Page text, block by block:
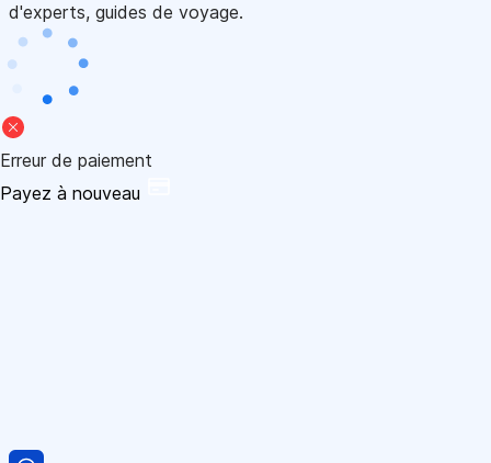
d'experts, guides de voyage.
Erreur de paiement
Payez à nouveau